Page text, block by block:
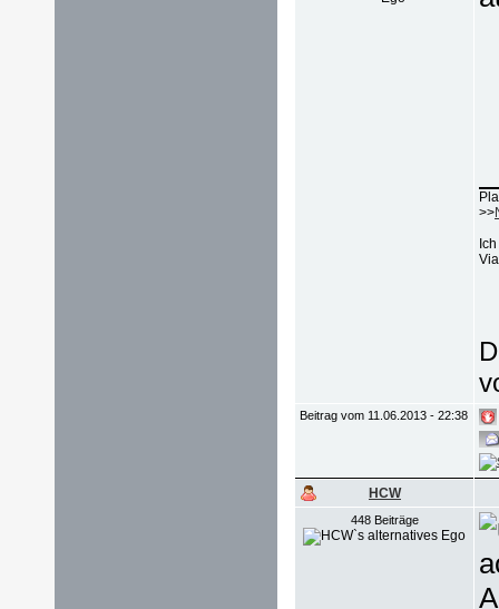
>>
Beitrag vom 11.06.2013 - 22:38
HCW
448 Beiträge